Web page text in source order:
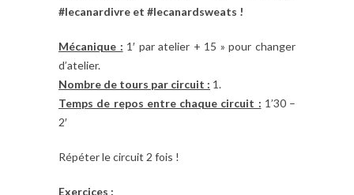
#lecanardivre et #lecanardsweats !
Mécanique : 1′ par atelier + 15 » pour changer
d’atelier.
Nombre de tours par circuit : 1.
Temps de repos entre chaque circuit : 1’30 –
2′
Répéter le circuit 2 fois !
Exercices :